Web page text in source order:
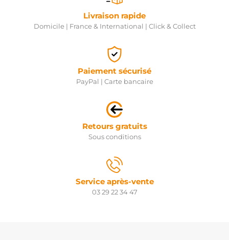
Livraison rapide
Domicile | France & International | Click & Collect
Paiement sécurisé
PayPal | Carte bancaire
Retours gratuits
Sous conditions
Service après-vente
03 29 22 34 47